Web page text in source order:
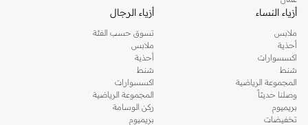
أزياء النساء
ملابس
أحذية
اكسسوارات
شنط
المجموعة الرياضية
وصلنا حديثاً
بريميوم
تخفيضات
أزياء الرجال
تسوق حسب الفئة
ملابس
أحذية
شنط
اكسسوارات
المجموعة الرياضية
ركن الوسامة
بريميوم